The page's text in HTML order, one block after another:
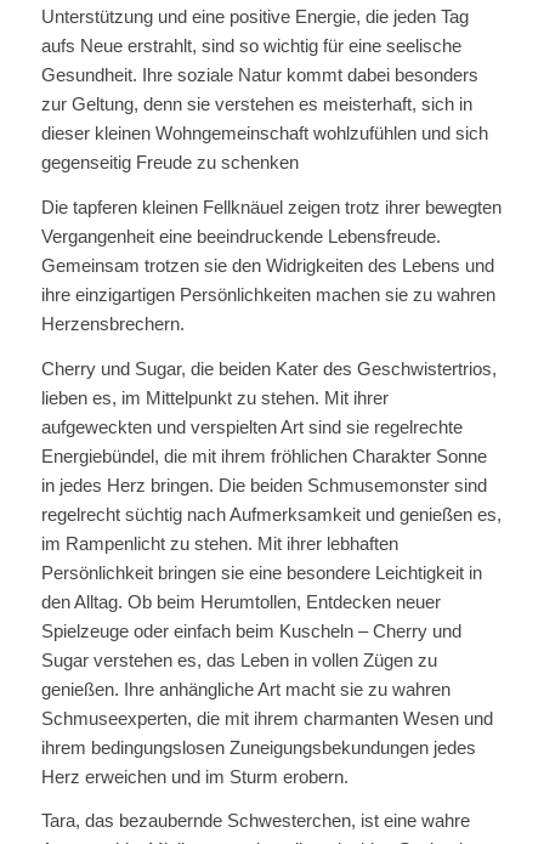
Unterstützung und eine positive Energie, die jeden Tag
aufs Neue erstrahlt, sind so wichtig für eine seelische
Gesundheit. Ihre soziale Natur kommt dabei besonders
zur Geltung, denn sie verstehen es meisterhaft, sich in
dieser kleinen Wohngemeinschaft wohlzufühlen und sich
gegenseitig Freude zu schenken
Die tapferen kleinen Fellknäuel zeigen trotz ihrer bewegten
Vergangenheit eine beeindruckende Lebensfreude.
Gemeinsam trotzen sie den Widrigkeiten des Lebens und
ihre einzigartigen Persönlichkeiten machen sie zu wahren
Herzensbrechern.
Cherry und Sugar, die beiden Kater des Geschwistertrios,
lieben es, im Mittelpunkt zu stehen. Mit ihrer
aufgeweckten und verspielten Art sind sie regelrechte
Energiebündel, die mit ihrem fröhlichen Charakter Sonne
in jedes Herz bringen. Die beiden Schmusemonster sind
regelrecht süchtig nach Aufmerksamkeit und genießen es,
im Rampenlicht zu stehen. Mit ihrer lebhaften
Persönlichkeit bringen sie eine besondere Leichtigkeit in
den Alltag. Ob beim Herumtollen, Entdecken neuer
Spielzeuge oder einfach beim Kuscheln – Cherry und
Sugar verstehen es, das Leben in vollen Zügen zu
genießen. Ihre anhängliche Art macht sie zu wahren
Schmuseexperten, die mit ihrem charmanten Wesen und
ihrem bedingungslosen Zuneigungsbekundungen jedes
Herz erweichen und im Sturm erobern.
Tara, das bezaubernde Schwesterchen, ist eine wahre